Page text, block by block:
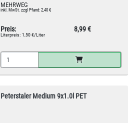
MEHRWEG
inkl. MwSt. zzgl Pfand: 2,40 €
Preis: 8,99 €
Literpreis: 1,50 €/Liter
Peterstaler Medium 9x1.0l PET